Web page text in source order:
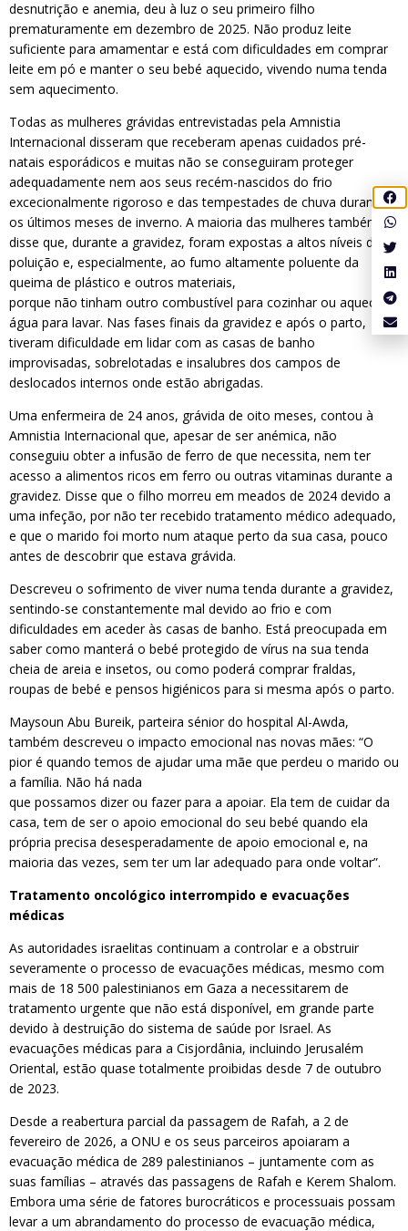
desnutrição e anemia, deu à luz o seu primeiro filho
prematuramente em dezembro de 2025. Não produz leite
suficiente para amamentar e está com dificuldades em comprar
leite em pó e manter o seu bebé aquecido, vivendo numa tenda
sem aquecimento.
Todas as mulheres grávidas entrevistadas pela Amnistia
Internacional disseram que receberam apenas cuidados pré-
natais esporádicos e muitas não se conseguiram proteger
adequadamente nem aos seus recém-nascidos do frio
excecionalmente rigoroso e das tempestades de chuva durante
os últimos meses de inverno. A maioria das mulheres também
disse que, durante a gravidez, foram expostas a altos níveis de
poluição e, especialmente, ao fumo altamente poluente da
queima de plástico e outros materiais,
porque não tinham outro combustível para cozinhar ou aquecer
água para lavar. Nas fases finais da gravidez e após o parto,
tiveram dificuldade em lidar com as casas de banho
improvisadas, sobrelotadas e insalubres dos campos de
deslocados internos onde estão abrigadas.
Uma enfermeira de 24 anos, grávida de oito meses, contou à
Amnistia Internacional que, apesar de ser anémica, não
conseguiu obter a infusão de ferro de que necessita, nem ter
acesso a alimentos ricos em ferro ou outras vitaminas durante a
gravidez. Disse que o filho morreu em meados de 2024 devido a
uma infeção, por não ter recebido tratamento médico adequado,
e que o marido foi morto num ataque perto da sua casa, pouco
antes de descobrir que estava grávida.
Descreveu o sofrimento de viver numa tenda durante a gravidez,
sentindo-se constantemente mal devido ao frio e com
dificuldades em aceder às casas de banho. Está preocupada em
saber como manterá o bebé protegido de vírus na sua tenda
cheia de areia e insetos, ou como poderá comprar fraldas,
roupas de bebé e pensos higiénicos para si mesma após o parto.
Maysoun Abu Bureik, parteira sénior do hospital Al-Awda,
também descreveu o impacto emocional nas novas mães: “O
pior é quando temos de ajudar uma mãe que perdeu o marido ou
a família. Não há nada
que possamos dizer ou fazer para a apoiar. Ela tem de cuidar da
casa, tem de ser o apoio emocional do seu bebé quando ela
própria precisa desesperadamente de apoio emocional e, na
maioria das vezes, sem ter um lar adequado para onde voltar”.
Tratamento oncológico interrompido e evacuações
médicas
As autoridades israelitas continuam a controlar e a obstruir
severamente o processo de evacuações médicas, mesmo com
mais de 18 500 palestinianos em Gaza a necessitarem de
tratamento urgente que não está disponível, em grande parte
devido à destruição do sistema de saúde por Israel. As
evacuações médicas para a Cisjordânia, incluindo Jerusalém
Oriental, estão quase totalmente proibidas desde 7 de outubro
de 2023.
Desde a reabertura parcial da passagem de Rafah, a 2 de
fevereiro de 2026, a ONU e os seus parceiros apoiaram a
evacuação médica de 289 palestinianos – juntamente com as
suas famílias – através das passagens de Rafah e Kerem Shalom.
Embora uma série de fatores burocráticos e processuais possam
levar a um abrandamento do processo de evacuação médica,